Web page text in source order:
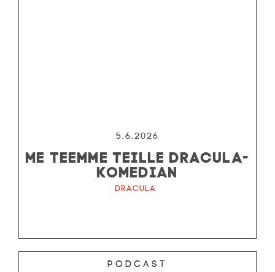
5.6.2026
ME TEEMME TEILLE DRACULA-
KOMEDIAN
Dracula
Podcast